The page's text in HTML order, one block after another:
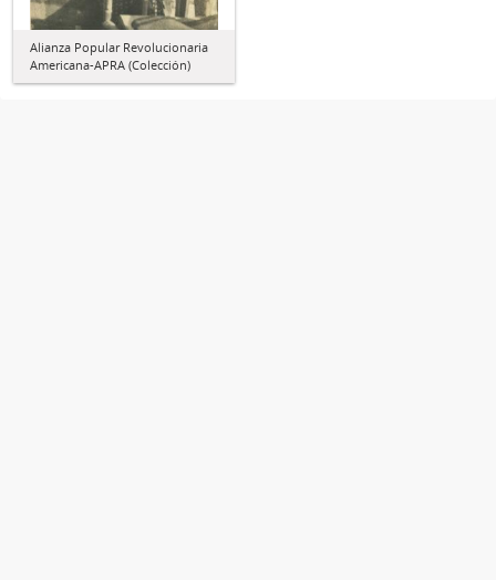
Alianza Popular Revolucionaria
Americana-APRA (Colección)